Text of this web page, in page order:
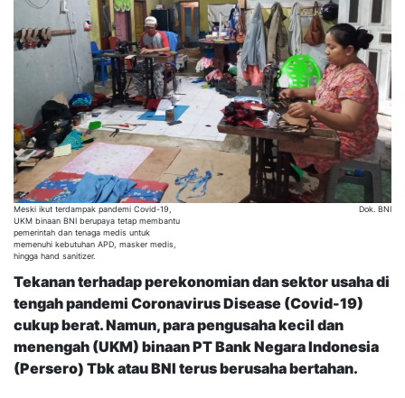
Meski ikut terdampak pandemi Covid-19,
UKM binaan BNI berupaya tetap membantu
pemerintah dan tenaga medis untuk
memenuhi kebutuhan APD, masker medis,
hingga hand sanitizer.
Dok. BNI
Tekanan terhadap perekonomian dan sektor usaha di
tengah pandemi Coronavirus Disease (Covid-19)
cukup berat. Namun, para pengusaha kecil dan
menengah (UKM) binaan PT Bank Negara Indonesia
(Persero) Tbk atau BNI terus berusaha bertahan.